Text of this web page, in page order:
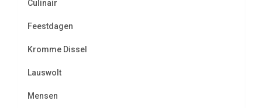
Culinair
Feestdagen
Kromme Dissel
Lauswolt
Mensen